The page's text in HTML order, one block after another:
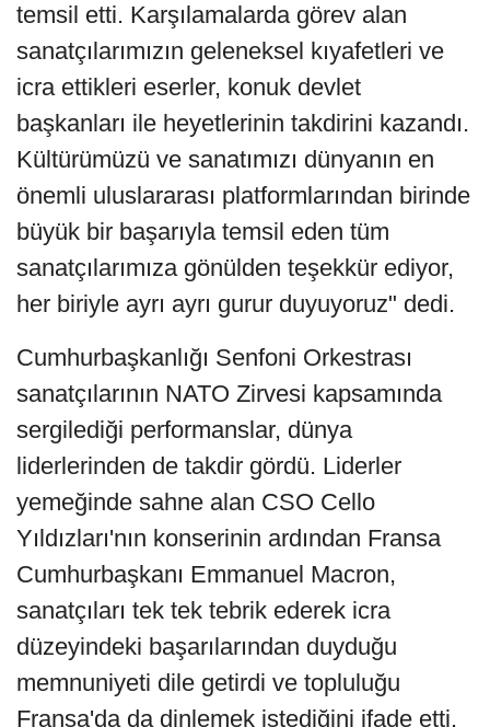
temsil etti. Karşılamalarda görev alan
sanatçılarımızın geleneksel kıyafetleri ve
icra ettikleri eserler, konuk devlet
başkanları ile heyetlerinin takdirini kazandı.
Kültürümüzü ve sanatımızı dünyanın en
önemli uluslararası platformlarından birinde
büyük bir başarıyla temsil eden tüm
sanatçılarımıza gönülden teşekkür ediyor,
her biriyle ayrı ayrı gurur duyuyoruz" dedi.
Cumhurbaşkanlığı Senfoni Orkestrası
sanatçılarının NATO Zirvesi kapsamında
sergilediği performanslar, dünya
liderlerinden de takdir gördü. Liderler
yemeğinde sahne alan CSO Cello
Yıldızları'nın konserinin ardından Fransa
Cumhurbaşkanı Emmanuel Macron,
sanatçıları tek tek tebrik ederek icra
düzeyindeki başarılarından duyduğu
memnuniyeti dile getirdi ve topluluğu
Fransa'da da dinlemek istediğini ifade etti.